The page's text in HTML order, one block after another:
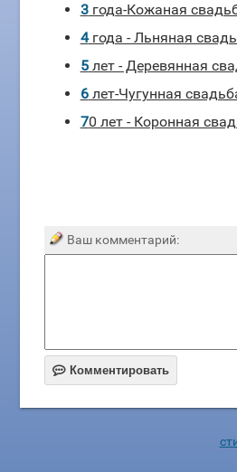
3 года-Кожаная
4 года - Льняная
5 лет - Деревянная
6 лет-Чугунная
70 лет - Коронная
Ваш комментарий:
 Комментировать